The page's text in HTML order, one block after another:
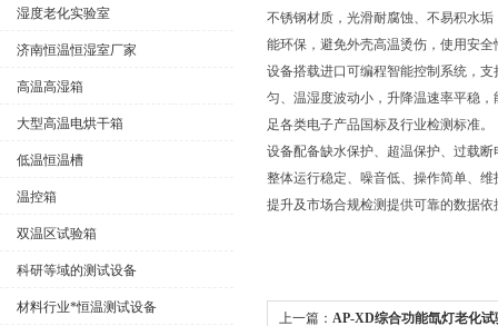
湿度老化实验室
济南恒温恒湿室厂家
高温高湿箱
大型高温电烘干箱
低温恒温槽
温控箱
双温区试验箱
科研等域的测试设备
材料行业*恒温测试设备
不锈钢材质，光滑耐腐蚀、不易积水
能环保，避免外壳高温烫伤，使用安全
设备搭载进口可编程智能控制系统，
匀、温湿度波动小，升降温速率平稳
足各类电子产品国标及行业检测标准。
设备配备缺水保护、超温保护、过载
整体运行稳定、噪音低、操作简单、
提升及市场合规检测提供可靠的数据依
上一篇： AP-XD综合功能氙灯老化试